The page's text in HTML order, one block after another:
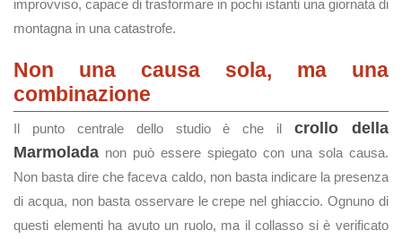
improvviso, capace di trasformare in pochi istanti una giornata di
montagna in una catastrofe.
Non una causa sola, ma una
combinazione
Il punto centrale dello studio è che ilcrollo della
Marmolada non può essere spiegato con una sola causa.
Non basta dire che faceva caldo, non basta indicare la presenza
di acqua, non basta osservare le crepe nel ghiaccio. Ognuno di
questi elementi ha avuto un ruolo, ma il collasso si è verificato